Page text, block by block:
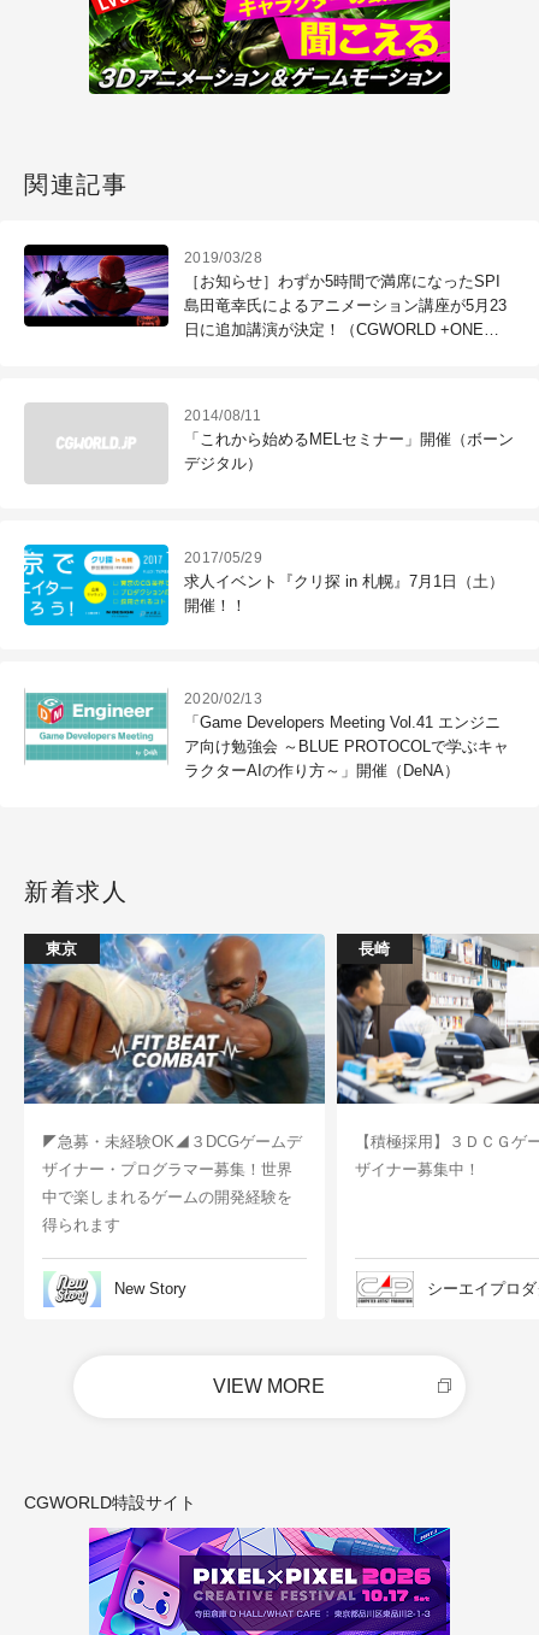
関連記事
2019/03/28
［お知らせ］わずか5時間で満席になったSPI
島田竜幸氏によるアニメーション講座が5月23
日に追加講演が決定！（CGWORLD +ONE
2014/08/11
「これから始めるMELセミナー」開催（ボーン
デジタル）
2017/05/29
求人イベント『クリ探 in 札幌』7月1日（土）
開催！！
2020/02/13
「Game Developers Meeting Vol.41 エンジニ
ア向け勉強会 ～BLUE PROTOCOLで学ぶキャ
ラクターAIの作り方～」開催（DeNA）
新着求人
東京
◤急募・未経験OK◢３DCGゲームデ
ザイナー・プログラマー募集！世界
中で楽しまれるゲームの開発経験を
得られます
New Story
長崎
【積極採用】３ＤＣＧゲ
ザイナー募集中！
シーエイプロ
VIEW MORE
CGWORLD特設サイト